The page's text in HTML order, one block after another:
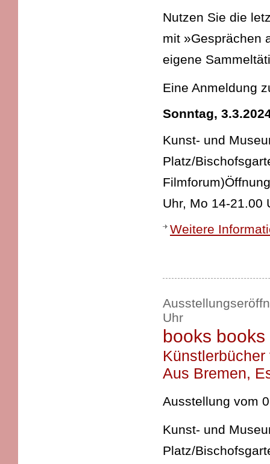
Nutzen Sie die
mit »Gesprächen
eigene
Eine Anmeldung
Sonntag,
Kunst- und
Platz/
Uhr, Mo 14-21.00
Weitere
Uhr
books
Aus Bremen,
Ausstellung vom
Kunst- und
Platz/